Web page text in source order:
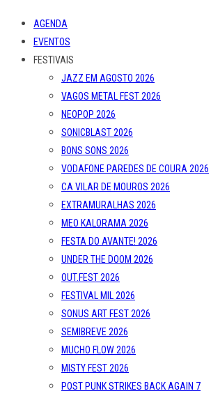
AGENDA
EVENTOS
FESTIVAIS
JAZZ EM AGOSTO 2026
VAGOS METAL FEST 2026
NEOPOP 2026
SONICBLAST 2026
BONS SONS 2026
VODAFONE PAREDES DE COURA 2026
CA VILAR DE MOUROS 2026
EXTRAMURALHAS 2026
MEO KALORAMA 2026
FESTA DO AVANTE! 2026
UNDER THE DOOM 2026
OUT.FEST 2026
FESTIVAL MIL 2026
SONUS ART FEST 2026
SEMIBREVE 2026
MUCHO FLOW 2026
MISTY FEST 2026
POST PUNK STRIKES BACK AGAIN 7